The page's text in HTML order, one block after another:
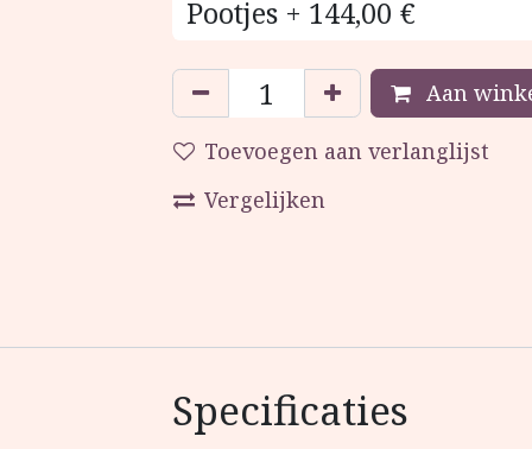
Aan
Toevoegen aan verlanglijst
Vergelijken
Specificaties